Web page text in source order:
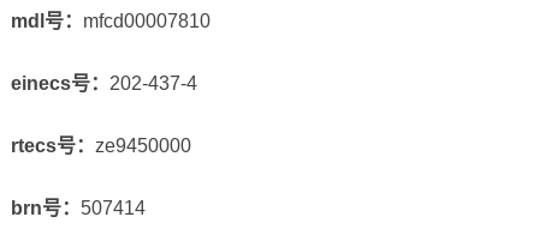
mdl号： mfcd00007810
einecs号： 202-437-4
rtecs号： ze9450000
brn号： 507414